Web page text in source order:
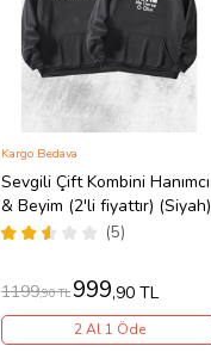
Sevgili Çift Kombini Hanımcı
& Beyim (2'li fiyattır) (Siyah)
(5)
Kargo Bedava
1199,90 TL 999,90 TL
2 Al 1 Öde